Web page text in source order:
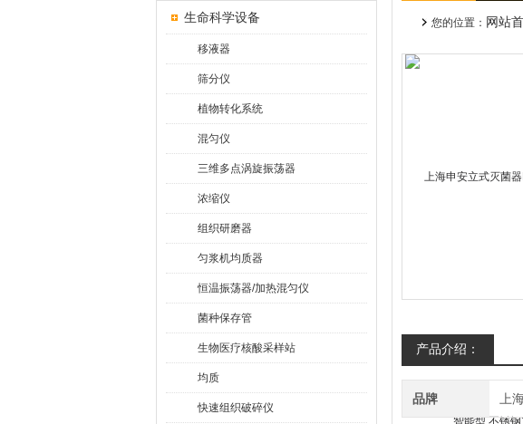
生命科学设备
移液器
筛分仪
植物转化系统
混匀仪
三维多点涡旋振荡器
浓缩仪
组织研磨器
匀浆机均质器
恒温振荡器/加热混匀仪
菌种保存管
生物医疗核酸采样站
均质
快速组织破碎仪
您的位置： 网站
产品介绍：
品牌 上